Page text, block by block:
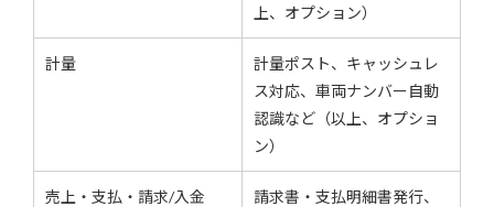
上、オプション）
計量
計量ポスト、キャッシュレ
ス対応、車両ナンバー自動
認識など（以上、オプショ
ン）
売上・支払・請求/入金
請求書・支払明細書発行、